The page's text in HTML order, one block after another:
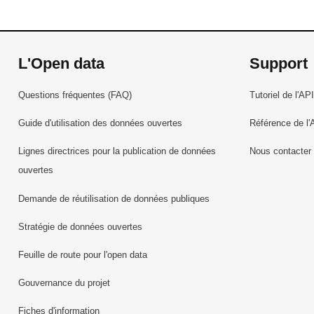
L'Open data
Questions fréquentes (FAQ)
Guide d'utilisation des données ouvertes
Lignes directrices pour la publication de données
ouvertes
Demande de réutilisation de données publiques
Stratégie de données ouvertes
Feuille de route pour l'open data
Gouvernance du projet
Fiches d'information
Support
Tutoriel de l'API
Référence de
Nous contacter